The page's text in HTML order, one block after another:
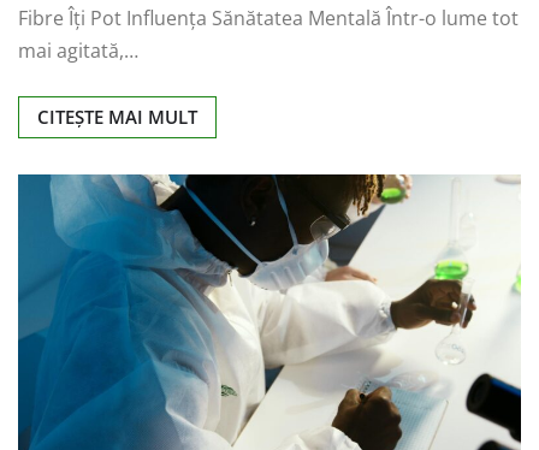
Fibre Îți Pot Influența Sănătatea Mentală Într-o lume tot
mai agitată,…
CITEȘTE MAI MULT